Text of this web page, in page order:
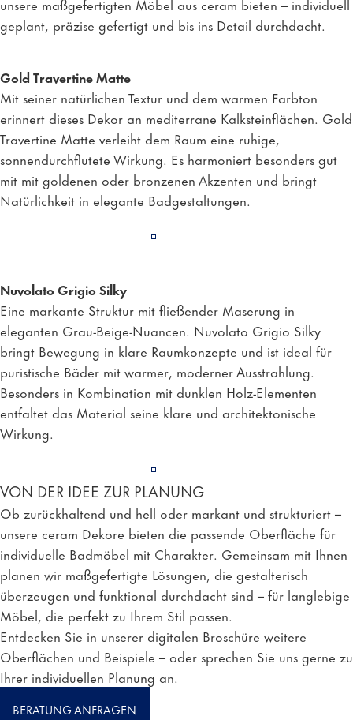
unsere maßgefertigten Möbel aus ceram bieten – individuell
geplant, präzise gefertigt und bis ins Detail durchdacht.
Gold Travertine Matte
Mit seiner natürlichen Textur und dem warmen Farbton
erinnert dieses Dekor an mediterrane Kalksteinflächen. Gold
Travertine Matte verleiht dem Raum eine ruhige,
sonnendurchflutete Wirkung. Es harmoniert besonders gut
mit mit goldenen oder bronzenen Akzenten und bringt
Natürlichkeit in elegante Badgestaltungen.
Nuvolato Grigio Silky
Eine markante Struktur mit fließender Maserung in
eleganten Grau-Beige-Nuancen. Nuvolato Grigio Silky
bringt Bewegung in klare Raumkonzepte und ist ideal für
puristische Bäder mit warmer, moderner Ausstrahlung.
Besonders in Kombination mit dunklen Holz-Elementen
entfaltet das Material seine klare und architektonische
Wirkung.
VON DER IDEE ZUR PLANUNG
Ob zurückhaltend und hell oder markant und strukturiert –
unsere ceram Dekore bieten die passende Oberfläche für
individuelle Badmöbel mit Charakter. Gemeinsam mit Ihnen
planen wir maßgefertigte Lösungen, die gestalterisch
überzeugen und funktional durchdacht sind – für langlebige
Möbel, die perfekt zu Ihrem Stil passen.
Entdecken Sie in unserer digitalen Broschüre weitere
Oberflächen und Beispiele – oder sprechen Sie uns gerne zu
Ihrer individuellen Planung an.
BERATUNG ANFRAGEN